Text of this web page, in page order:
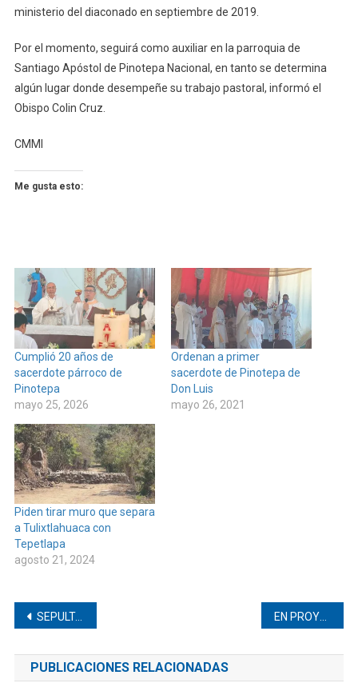
ministerio del diaconado en septiembre de 2019.
Por el momento, seguirá como auxiliar en la parroquia de
Santiago Apóstol de Pinotepa Nacional, en tanto se determina
algún lugar donde desempeñe su trabajo pastoral, informó el
Obispo Colin Cruz.
CMMI
Me gusta esto:
Cumplió 20 años de
sacerdote párroco de
Pinotepa
mayo 25, 2026
Ordenan a primer
sacerdote de Pinotepa de
Don Luis
mayo 26, 2021
Piden tirar muro que separa
a Tulixtlahuaca con
Tepetlapa
agosto 21, 2024
Navegación
de
entradas
SEPULTAN A JÓVENES MÚSICOS DE PINOTEPA EN PROYECTO DE LA ONUMUJERES PARTICIPÓ FEMINISTA DE PINOTEPA
PUBLICACIONES RELACIONADAS